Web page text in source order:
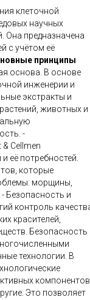
клеточной
научных
Она предназначена
с учётом её
принципы
инженерии и
экстракты и
животных и
-
Cellmen
её потребностей.
которые
морщины,
контроль
красителей,
Безопасность
Это позволяет